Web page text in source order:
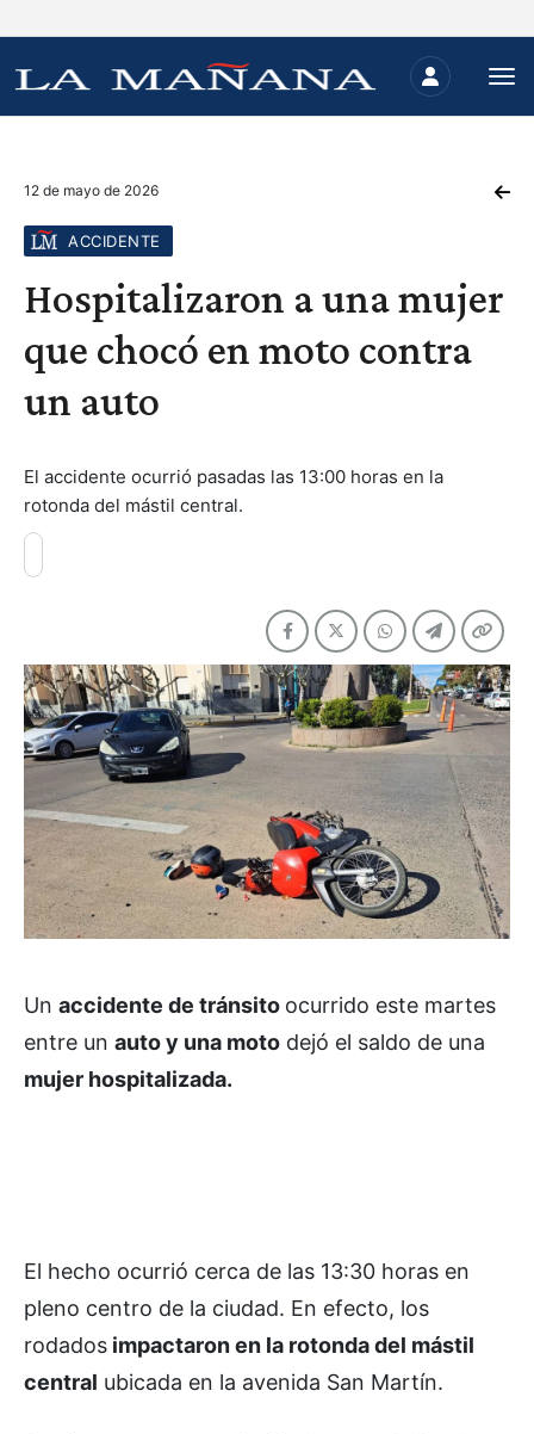
12 de mayo de 2026
ACCIDENTE
Hospitalizaron a una mujer
que chocó en moto contra
un auto
El accidente ocurrió pasadas las 13:00 horas en la
rotonda del mástil central.
Un accidente de tránsito ocurrido este martes
entre un auto y una moto dejó el saldo de una
mujer hospitalizada.
El hecho ocurrió cerca de las 13:30 horas en
pleno centro de la ciudad. En efecto, los
rodados impactaron en la rotonda del mástil
central ubicada en la avenida San Martín.